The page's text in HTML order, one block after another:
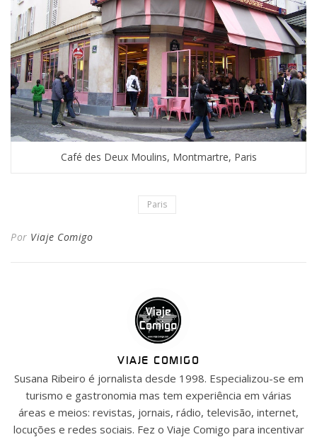
Café des Deux Moulins, Montmartre, Paris
Paris
Por Viaje Comigo
VIAJE COMIGO
Susana Ribeiro é jornalista desde 1998. Especializou-se em
turismo e gastronomia mas tem experiência em várias
áreas e meios: revistas, jornais, rádio, televisão, internet,
locuções e redes sociais. Fez o Viaje Comigo para incentivar